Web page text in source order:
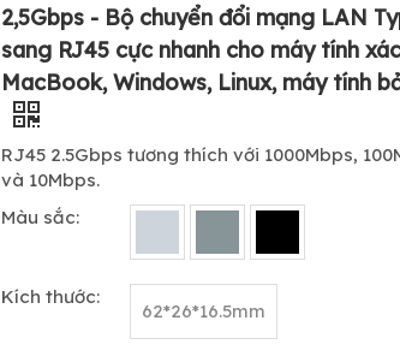
2,5Gbps - Bộ chuyển đổi mạng LAN
sang RJ45 cực nhanh cho máy tính
MacBook, Windows, Linux, máy tính
RJ45 2.5Gbps tương thích với 1000Mbps,
và 10Mbps.
Màu sắc:
Kích thước:
62*26*16.5mm